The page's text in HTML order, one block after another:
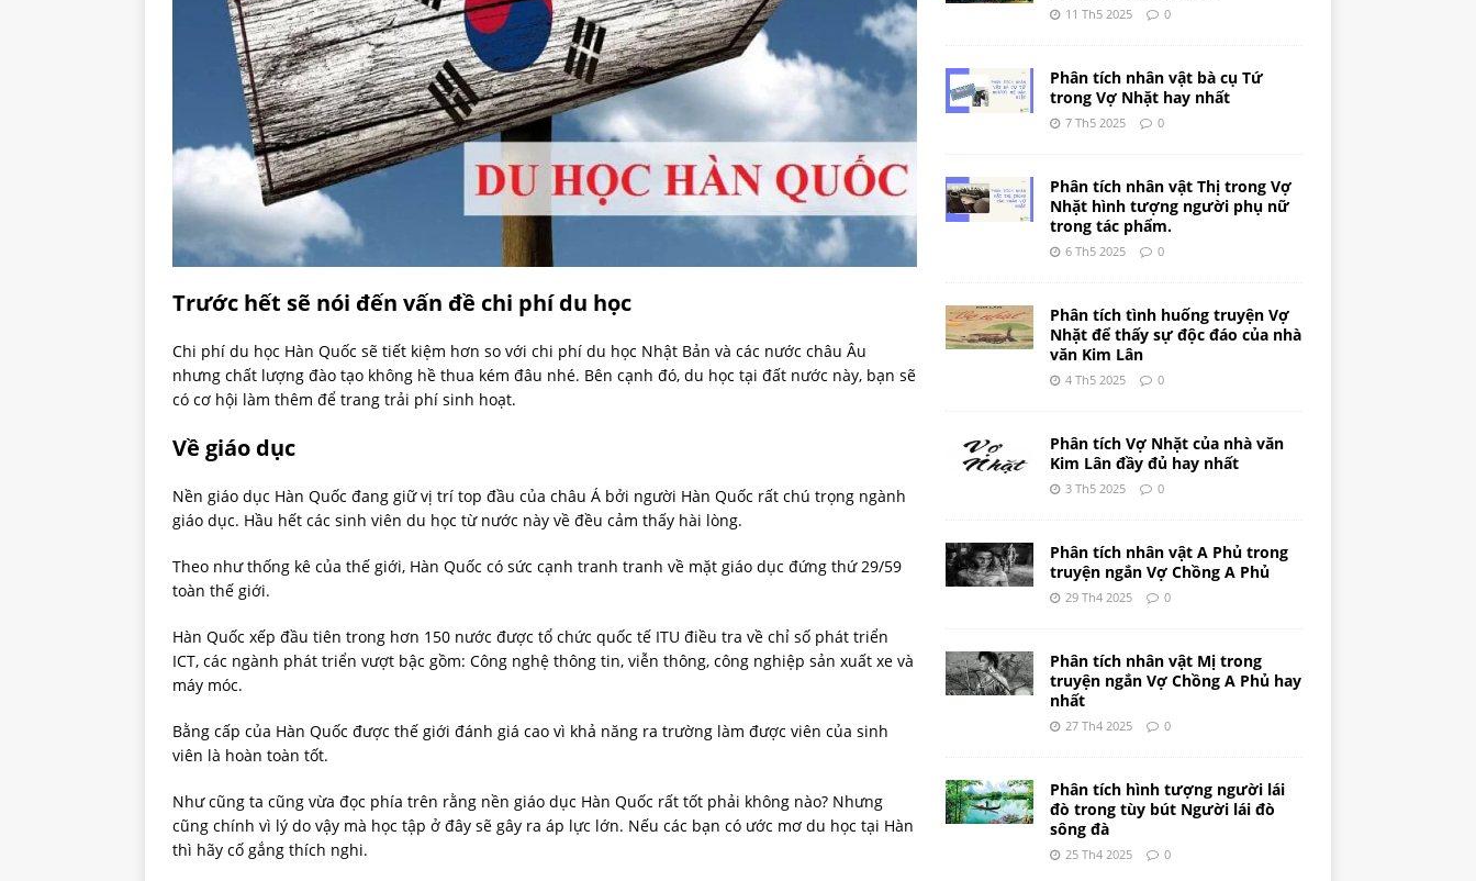
Trước hết sẽ nói đến vấn đề chi phí du học
Chi phí du học Hàn Quốc sẽ tiết kiệm hơn so với chi phí du học Nhật Bản và các nước châu Âu
nhưng chất lượng đào tạo không hề thua kém đâu nhé. Bên cạnh đó, du học tại đất nước này, bạn sẽ
có cơ hội làm thêm để trang trải phí sinh hoạt.
Về giáo dục
Nền giáo dục Hàn Quốc đang giữ vị trí top đầu của châu Á bởi người Hàn Quốc rất chú trọng ngành
giáo dục. Hầu hết các sinh viên du học từ nước này về đều cảm thấy hài lòng.
Theo như thống kê của thế giới, Hàn Quốc có sức cạnh tranh tranh về mặt giáo dục đứng thứ 29/59
toàn thế giới.
Hàn Quốc xếp đầu tiên trong hơn 150 nước được tổ chức quốc tế ITU điều tra về chỉ số phát triển
ICT, các ngành phát triển vượt bậc gồm: Công nghệ thông tin, viễn thông, công nghiệp sản xuất xe và
máy móc.
Bằng cấp của Hàn Quốc được thế giới đánh giá cao vì khả năng ra trường làm được viên của sinh
viên là hoàn toàn tốt.
Như cũng ta cũng vừa đọc phía trên rằng nền giáo dục Hàn Quốc rất tốt phải không nào? Nhưng
cũng chính vì lý do vậy mà học tập ở đây sẽ gây ra áp lực lớn. Nếu các bạn có ước mơ du học tại Hàn
thì hãy cố gắng thích nghi.
11 Th5 2025 0
Phân tích nhân vật bà cụ Tứ
trong Vợ Nhặt hay nhất
7 Th5 2025 0
Phân tích nhân vật Thị trong Vợ
Nhặt hình tượng người phụ nữ
trong tác phẩm.
6 Th5 2025 0
Phân tích tình huống truyện Vợ
Nhặt để thấy sự độc đáo của nhà
văn Kim Lân
4 Th5 2025 0
Phân tích Vợ Nhặt của nhà văn
Kim Lân đầy đủ hay nhất
3 Th5 2025 0
Phân tích nhân vật A Phủ trong
truyện ngắn Vợ Chồng A Phủ
29 Th4 2025 0
Phân tích nhân vật Mị trong
truyện ngắn Vợ Chồng A Phủ hay
nhất
27 Th4 2025 0
Phân tích hình tượng người lái
đò trong tùy bút Người lái đò
sông đà
25 Th4 2025 0